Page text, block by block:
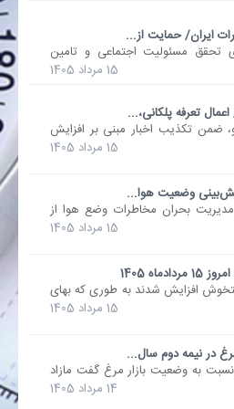
تحقق مسئولیت اجتماعی و تامین
15 مرداد 1405
تعرفه پلکانی،...
ضمن تکذیب اخبار مبنی بر افزایش
15 مرداد 1405
وضعیت هوا...
بحران مخاطرات وضع هوا از
15 مرداد 1405
1405
افزایش شدند به طوری که بهای
15 مرداد 1405
در نیمه دوم سال...
به وضعیت بازار مرغ گفت مازاد
14 مرداد 1405